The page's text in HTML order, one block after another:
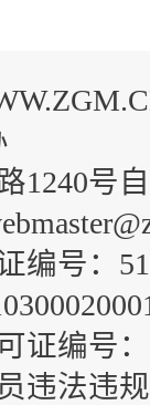
1240号
编号：
证编号：
违法违